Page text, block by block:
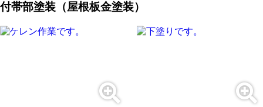
付帯部塗装（屋根板金塗装）